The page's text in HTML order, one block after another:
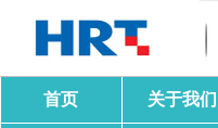
首页 关于我们